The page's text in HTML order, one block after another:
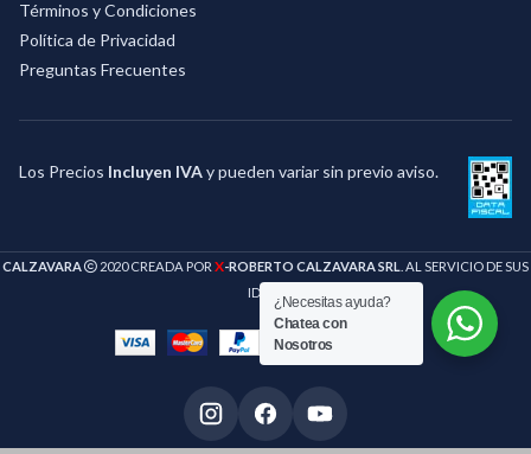
Términos y Condiciones
Política de Privacidad
Preguntas Frecuentes
Los Precios Incluyen IVAy pueden variar sin previo aviso.
CALZAVARA 2020 CREADA POR X-ROBERTO CALZAVARA SRL
. AL SERVICIO DE SUS
IDEAS
¿Necesitas ayuda?
Chatea con
Nosotros